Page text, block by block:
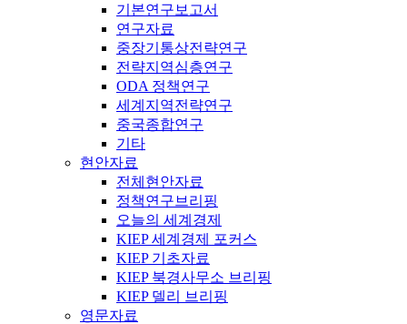
기본연구보고서
연구자료
중장기통상전략연구
전략지역심층연구
ODA 정책연구
세계지역전략연구
중국종합연구
기타
현안자료
전체현안자료
정책연구브리핑
오늘의 세계경제
KIEP 세계경제 포커스
KIEP 기초자료
KIEP 북경사무소 브리핑
KIEP 델리 브리핑
영문자료